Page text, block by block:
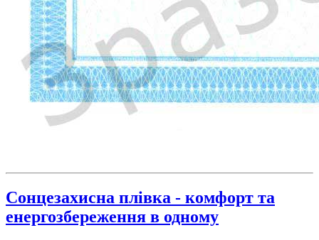
Сонцезахисна плівка - комфорт та
енергозбереження в одному